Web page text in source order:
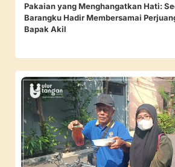
Pakaian yang Menghangatkan Hati:
Barangku Hadir Membersamai
Bapak Akil